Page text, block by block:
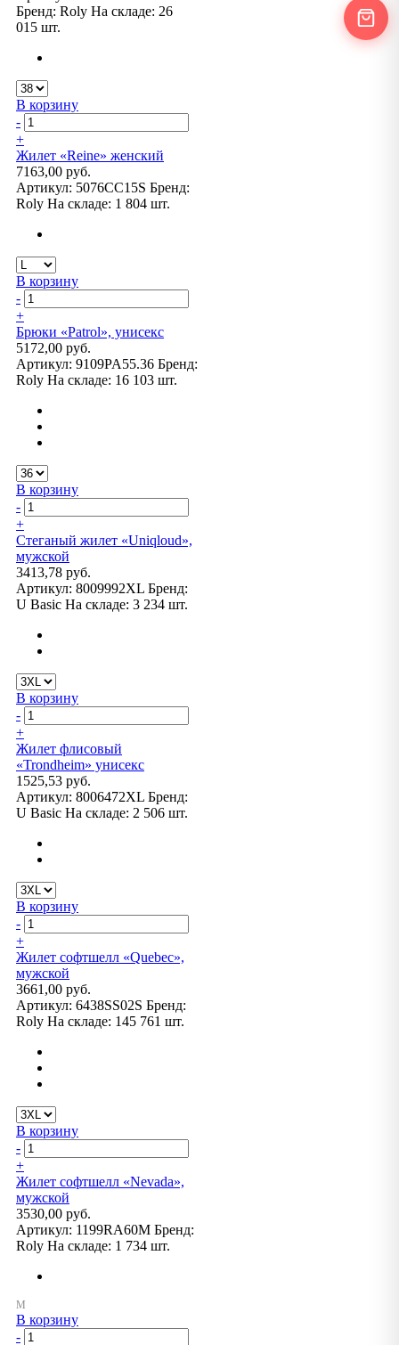
Бренд: Roly На складе: 26
015 шт.
В корзину
-
+
Жилет «Reine» женский
7163,00 руб.
Артикул: 5076CC15S Бренд:
Roly На складе: 1 804 шт.
В корзину
-
+
Брюки «Patrol», унисекс
5172,00 руб.
Артикул: 9109PA55.36 Бренд:
Roly На складе: 16 103 шт.
В корзину
-
+
Стеганый жилет «Uniqloud»,
мужской
3413,78 руб.
Артикул: 8009992XL Бренд:
U Basic На складе: 3 234 шт.
В корзину
-
+
Жилет флисовый
«Trondheim» унисекс
1525,53 руб.
Артикул: 8006472XL Бренд:
U Basic На складе: 2 506 шт.
В корзину
-
+
Жилет софтшелл «Quebec»,
мужской
3661,00 руб.
Артикул: 6438SS02S Бренд:
Roly На складе: 145 761 шт.
В корзину
-
+
Жилет софтшелл «Nevada»,
мужской
3530,00 руб.
Артикул: 1199RA60M Бренд:
Roly На складе: 1 734 шт.
В корзину
-